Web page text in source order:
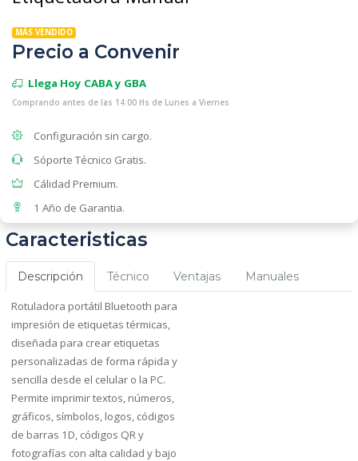
MÁS VENDIDO
Precio a Convenir
Llega Hoy CABA y GBA
Comprando antes de las 14:00 Hs de Lunes a Viernes
Configuración sin cargo.
Sóporte Técnico Gratis.
Cálidad Premium.
1 Año de Garantia.
Caracteristicas
Descripción Técnico Ventajas Manuales
Rotuladora portátil Bluetooth para
impresión de etiquetas térmicas,
diseñada para crear etiquetas
personalizadas de forma rápida y
sencilla desde el celular o la PC.
Permite imprimir textos, números,
gráficos, símbolos, logos, códigos
de barras 1D, códigos QR y
fotografías con alta calidad y bajo